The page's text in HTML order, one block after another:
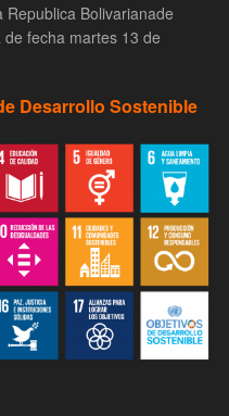
Bolivarianade
fecha martes 13 de
Desarrollo Sostenible